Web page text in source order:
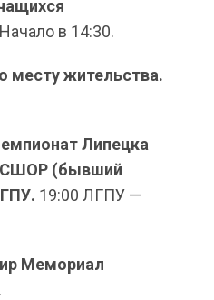
Начало в 14:30.
месту жительства.
Липецка
СШОР (бывший
19:00 ЛГПУ —
Мемориал